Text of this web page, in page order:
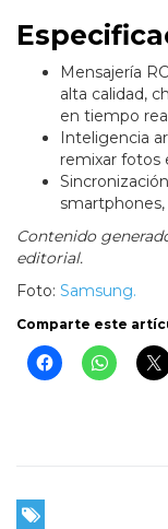
Mensajería
alta calidad,
en tiempo
Inteligencia
remixar fotos
Contenido
editorial.
Foto: Samsung.
Comparte este